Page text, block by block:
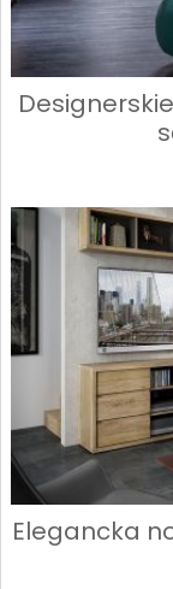
Elegancka